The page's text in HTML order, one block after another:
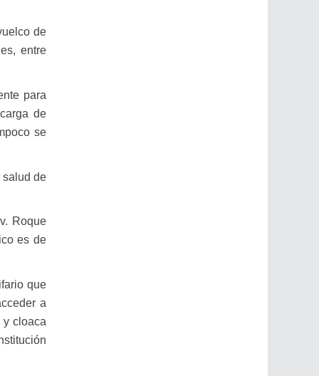
de
entre
para
de
se
salud de
Roque
es de
que
a
cloaca